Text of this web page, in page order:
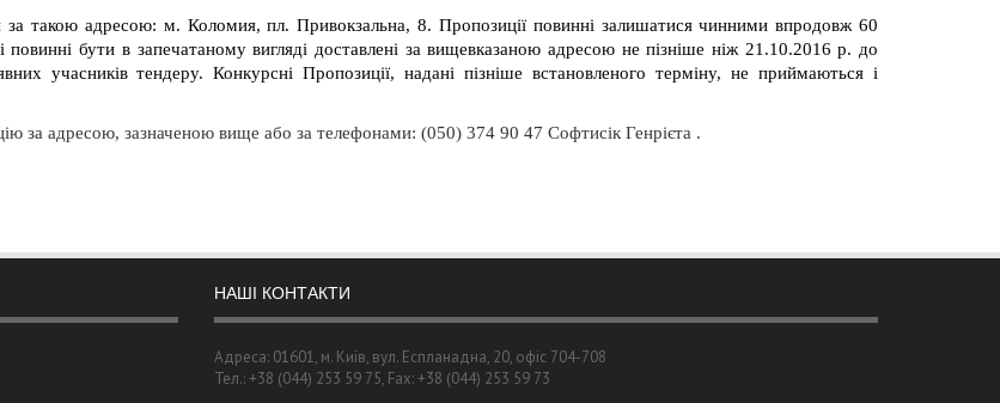
такою адресою: м. Коломия, пл. Привокзальна, 8. Пропозиції повинні залишатися чинними впродовж 60
бути в запечатаному вигляді доставлені за вищевказаною адресою не пізніше ніж 21.10.2016 р. до
учасників тендеру.Конкурсні Пропозиції, надані пізніше встановленого терміну, не приймаються і
за адресою, зазначеною вище або за телефонами: (050) 374 90 47 Софтисік Генрієта .
НАШІ КОНТАКТИ
Адреса: 01601, м. Київ, вул. Еспланадна, 20, офіс 704-708
Тел.: +38 (044) 253 59 75, Fax: +38 (044) 253 59 73